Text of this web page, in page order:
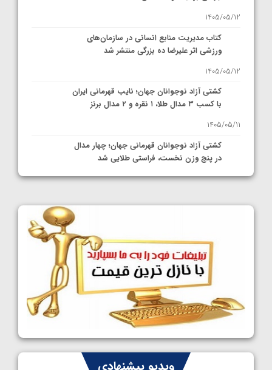
1405/05/12
کتاب مدیریت منابع انسانی در سازمان‌های
ورزشی اثر علیرضا ده بزرگی منتشر شد
1405/05/12
کشتی آزاد نوجوانان جهان؛ نایب قهرمانی ایران
با کسب ۳ مدال طلا، ۱ نقره و ۲ مدال برنز
1405/05/11
کشتی آزاد نوجوانان قهرمانی جهان؛ چهار مدال
در پنج وزن نخست، فراستی طلایی شد
1405/05/11
کشتی آزاد نوجوانان جهان؛ رقبای نمایندگان
ایران مشخص شدند
1405/05/08
کشتی فرنگی نوجوانان جهان؛ سکوی تیمی
سوم برای ایران
1405/05/07
ایران چشم به راه چهار مدال در پنج وزن دوم